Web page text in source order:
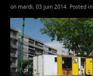
on mardi, 03 juin 2014. Posted in